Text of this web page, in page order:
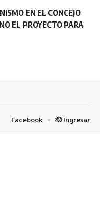
EN EL CONCEJO
EL PROYECTO PARA
Facebook 🫡 Ingresar